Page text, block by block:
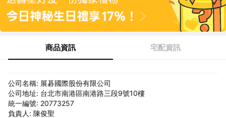
商品資訊 宅配資訊
公司名稱: 展碁國際股份有限公司
公司地址: 台北市南港區南港路三段9號10樓
統一編號: 20773257
負責人: 陳俊聖